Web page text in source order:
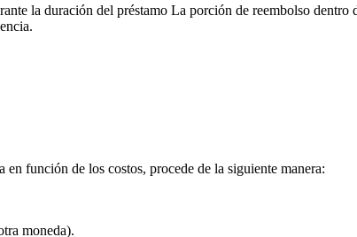
la duración del préstamo La porción de reembolso
en función de los costos, procede de la siguiente manera:
moneda).